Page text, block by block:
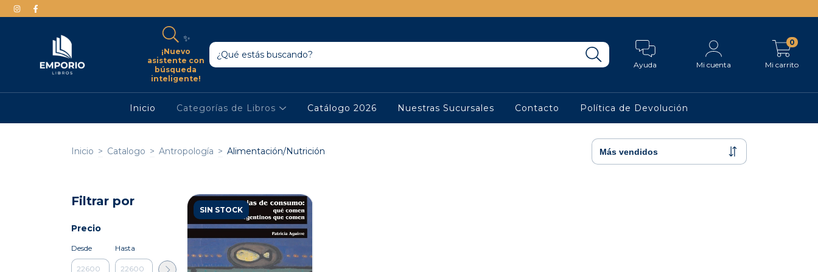
✨
¡Nuevo
asistente con
búsqueda
inteligente!
Ayuda Mi cuenta Mi carrito
0
Inicio Categorías de Libros Catálogo 2026 Nuestras Sucursales Contacto Política de Devolución
Inicio > Catalogo > Antropología > Alimentación/Nutrición
Filtrar por
Precio
Desde Hasta
SIN STOCK